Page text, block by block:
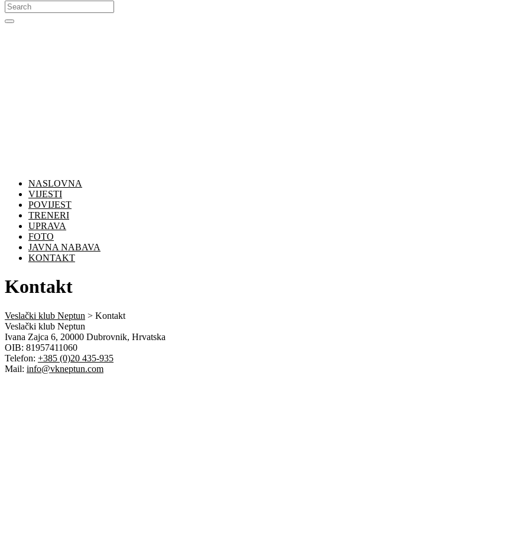
NASLOVNA
VIJESTI
POVIJEST
TRENERI
UPRAVA
FOTO
JAVNA NABAVA
KONTAKT
Kontakt
Veslački klub Neptun > Kontakt
Veslački klub Neptun
Ivana Zajca 6, 20000 Dubrovnik, Hrvatska
OIB: 81957411060
Telefon: +385 (0)20 435-935
Mail: info@vkneptun.com